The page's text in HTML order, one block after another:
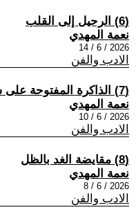
(6) الرحيل إلى القلب
نعمة المهدي
2026 / 6 / 14
الادب والفن
(7) الذاكرة المفتوحة على سياج الوقت
نعمة المهدي
2026 / 6 / 10
الادب والفن
(8) مقايضة الغد بالظل
نعمة المهدي
2026 / 6 / 8
الادب والفن